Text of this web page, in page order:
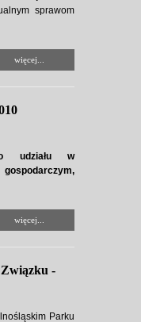
sprawom
więcej...
udziału w
więcej...
Związku -
Parku